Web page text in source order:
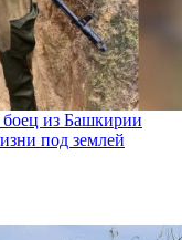
боец из Башкирии
под землей